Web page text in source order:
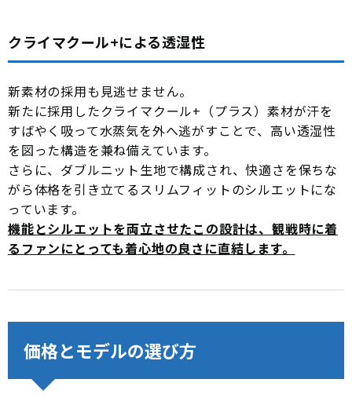
クライマクール+による透湿性
新素材の採用も見逃せません。
新たに採用したクライマクール+（プラス）素材が汗を
すばやく吸って水蒸気を外へ逃がすことで、高い透湿性
を図った構造を兼ね備えています。
さらに、ダブルニット生地で構成され、快適さを保ちな
がら体格を引き立てるスリムフィットのシルエットにな
っています。
機能とシルエットを両立させたこの設計は、観戦時に着
るファンにとっても着心地の良さに直結します。
価格とモデルの選び方